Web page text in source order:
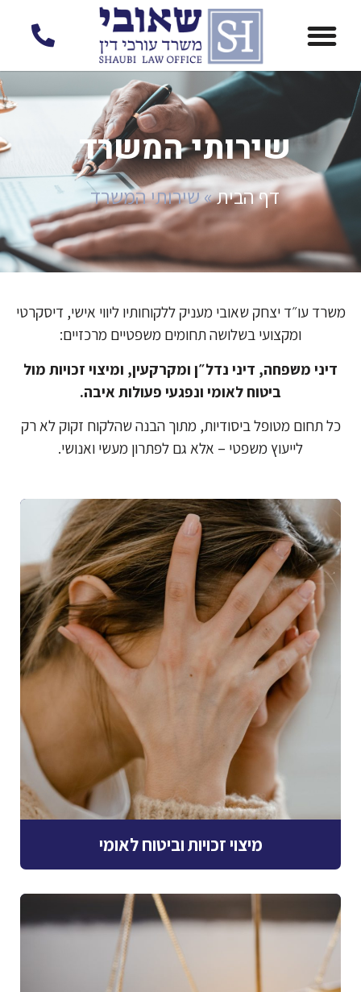
שירותי המשרד
דף הבית»שירותי המשרד
משרד עו״ד יצחק שאובי מעניק ללקוחותיו ליווי אישי, דיסקרטי
ומקצועי בשלושה תחומים משפטיים מרכזיים:
דיני משפחה, דיני נדל״ן ומקרקעין, ומיצוי זכויות מול
ביטוח לאומי ונפגעי פעולות איבה.
כל תחום מטופל ביסודיות, מתוך הבנה שהלקוח זקוק לא רק
לייעוץ משפטי – אלא גם לפתרון מעשי ואנושי.
מיצוי זכויות וביטוח לאומי